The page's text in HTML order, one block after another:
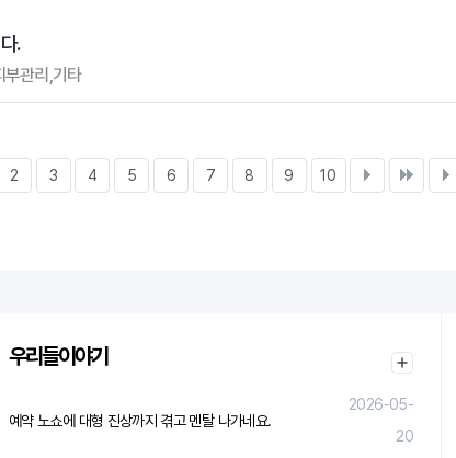
.
관리,기타
2 3 4 5 6 7 8 9 10
우리들이야기
예약 노쇼에 대형 진상까지 겪고 멘탈 나가네요.
2026-05-
20